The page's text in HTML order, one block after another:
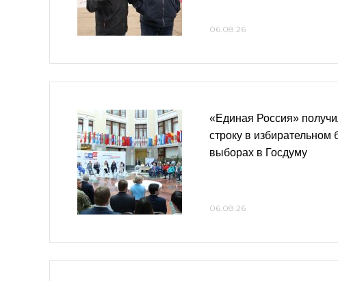
06.08.26
«Единая Россия»
строку в избирательном
выборах в Госдуму
06.08.26